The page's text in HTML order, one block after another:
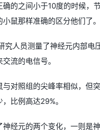
的之间小于10度的时候，
鼠那样准确的区分他们了。
究人员测量了神经元内部电
流的电信号。
对照组的尖峰率相似，但
比例高达29%。
神经元的两个变化，一则是